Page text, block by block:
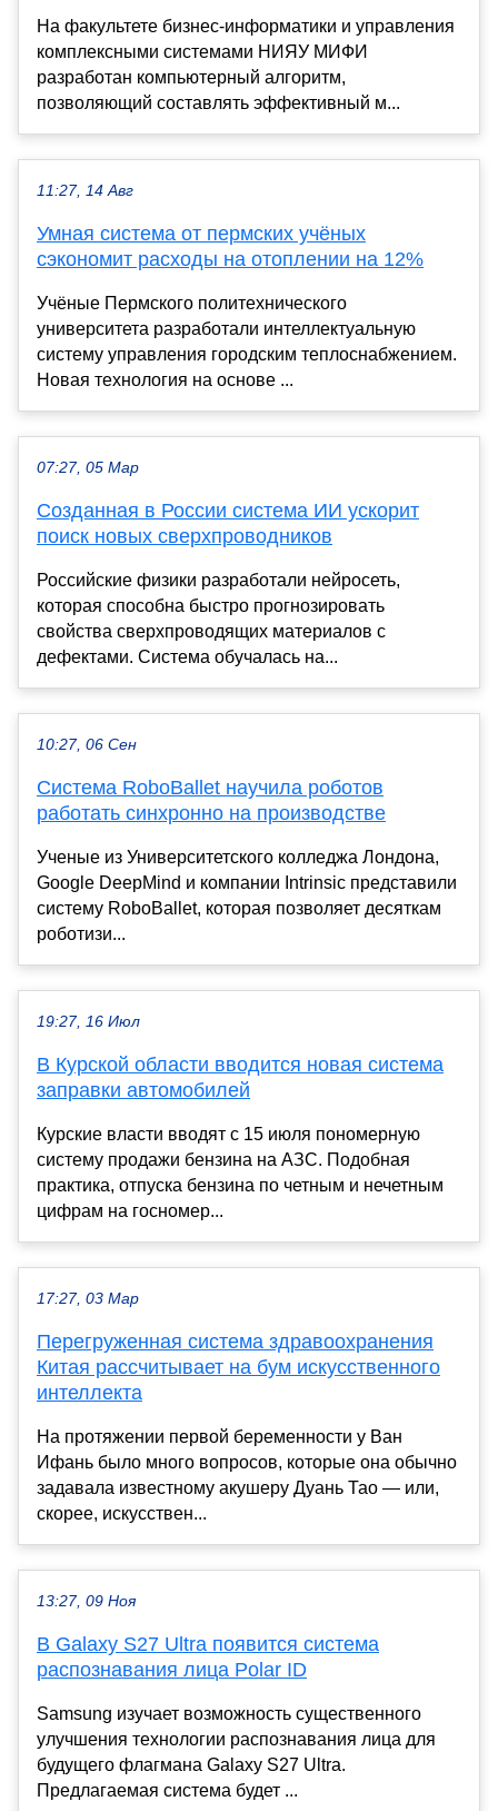
На факультете бизнес-информатики и управления
комплексными системами НИЯУ МИФИ
разработан компьютерный алгоритм,
позволяющий составлять эффективный м...
11:27, 14 Авг
Умная система от пермских учёных
сэкономит расходы на отоплении на 12%
Учёные Пермского политехнического
университета разработали интеллектуальную
систему управления городским теплоснабжением.
Новая технология на основе ...
07:27, 05 Мар
Созданная в России система ИИ ускорит
поиск новых сверхпроводников
Российские физики разработали нейросеть,
которая способна быстро прогнозировать
свойства сверхпроводящих материалов с
дефектами. Система обучалась на...
10:27, 06 Сен
Система RoboBallet научила роботов
работать синхронно на производстве
Ученые из Университетского колледжа Лондона,
Google DeepMind и компании Intrinsic представили
систему RoboBallet, которая позволяет десяткам
роботизи...
19:27, 16 Июл
В Курской области вводится новая система
заправки автомобилей
Курские власти вводят с 15 июля пономерную
систему продажи бензина на АЗС. Подобная
практика, отпуска бензина по четным и нечетным
цифрам на госномер...
17:27, 03 Мар
Перегруженная система здравоохранения
Китая рассчитывает на бум искусственного
интеллекта
На протяжении первой беременности у Ван
Ифань было много вопросов, которые она обычно
задавала известному акушеру Дуань Тао — или,
скорее, искусствен...
13:27, 09 Ноя
В Galaxy S27 Ultra появится система
распознавания лица Polar ID
Samsung изучает возможность существенного
улучшения технологии распознавания лица для
будущего флагмана Galaxy S27 Ultra.
Предлагаемая система будет ...